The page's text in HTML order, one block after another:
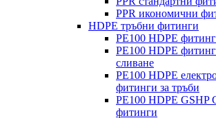
PPR икономични
HDPE тръбни фитинги
PE100 HDPE
PE100 HDPE
сливане
PE100 HDPE
фитинги за тръби
PE100 HDPE GSHP
фитинги